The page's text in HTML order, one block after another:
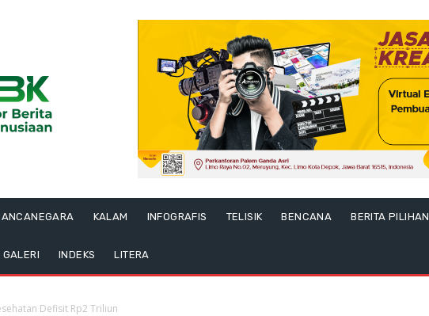
KALAM INFOGRAFIS TELISIK BENCANA BERITA PILIHAN
GALERI INDEKS LITERA
Defisit Rp2 Triliun